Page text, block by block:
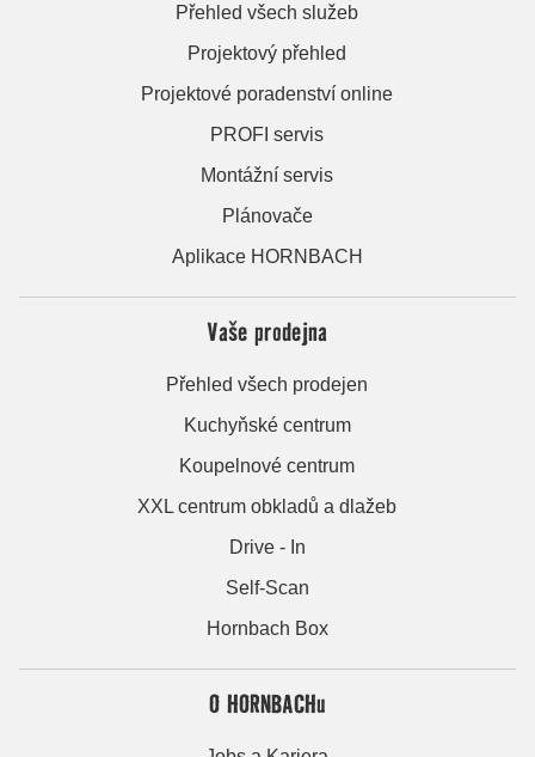
Přehled všech služeb
Projektový přehled
Projektové poradenství online
PROFI servis
Montážní servis
Plánovače
Aplikace HORNBACH
Vaše prodejna
Přehled všech prodejen
Kuchyňské centrum
Koupelnové centrum
XXL centrum obkladů a dlažeb
Drive - In
Self-Scan
Hornbach Box
O HORNBACHu